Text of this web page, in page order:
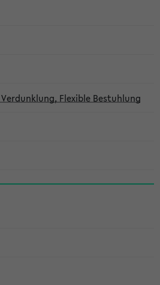
Flexible Bestuhlung